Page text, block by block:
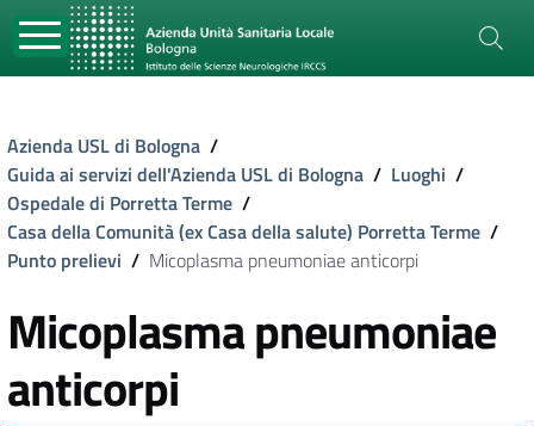
Azienda USL di Bologna /
Guida ai servizi dell'Azienda USL di Bologna / Luoghi /
Ospedale di Porretta Terme /
Casa della Comunità (ex Casa della salute) Porretta Terme /
Punto prelievi / Micoplasma pneumoniae anticorpi
Micoplasma pneumoniae
anticorpi